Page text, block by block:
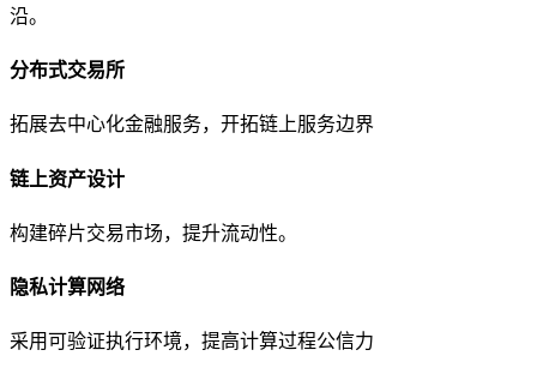
沿。
分布式交易所
拓展去中心化金融服务，开拓链上服务边界
链上资产设计
构建碎片交易市场，提升流动性。
隐私计算网络
采用可验证执行环境，提高计算过程公信力